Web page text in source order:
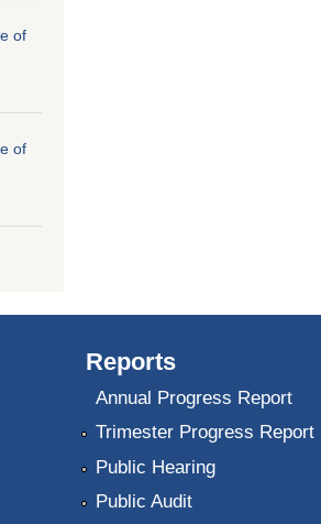
of
of
Reports
Annual Progress Report
Trimester Progress Report
Public Hearing
Public Audit